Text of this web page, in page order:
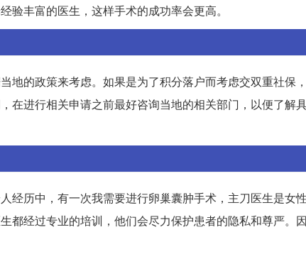
丰富的医生，这样手术的成功率会更高。
地的政策来考虑。如果是为了积分落户而考虑交双重社保
在进行相关申请之前最好咨询当地的相关部门，以便了解
经历中，有一次我需要进行卵巢囊肿手术，主刀医生是女
都经过专业的培训，他们会尽力保护患者的隐私和尊严。